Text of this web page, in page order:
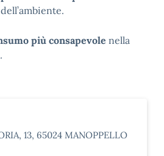
più consapevole nella
13, 65024 MANOPPELLO